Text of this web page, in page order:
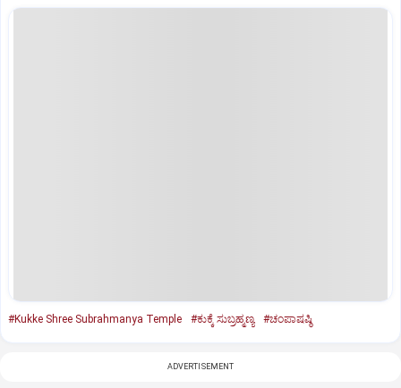
#Kukke Shree Subrahmanya Temple #ಕುಕ್ಕೆ ಸುಬ್ರಹ್ಮಣ್ಯ #ಚಂಪಾಷಷ್ಠಿ
ADVERTISEMENT